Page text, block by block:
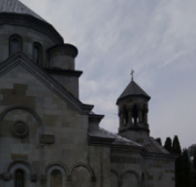
(postaki)…” “Вино. Крим
його вдосталь: воно все